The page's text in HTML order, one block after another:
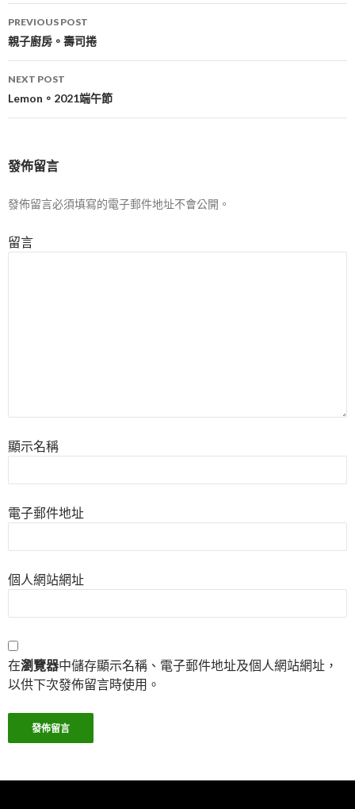
Post
navigation
PREVIOUS POST
親子廚房。壽司捲
NEXT POST
Lemon。2021端午節
發佈留言
發佈留言必須填寫的電子郵件地址不會公開。
留言
顯示名稱
電子郵件地址
個人網站網址
在瀏覽器中儲存顯示名稱、電子郵件地址及個人網站網址，
以供下次發佈留言時使用。